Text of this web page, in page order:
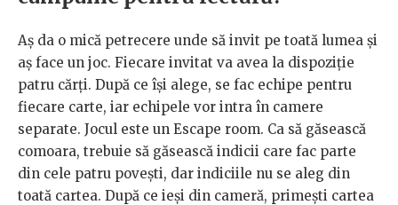
Aș da o mică petrecere unde să invit pe toată lumea și
aș face un joc. Fiecare invitat va avea la dispoziție
patru cărți. După ce își alege, se fac echipe pentru
fiecare carte, iar echipele vor intra în camere
separate. Jocul este un Escape room. Ca să găsească
comoara, trebuie să găsească indicii care fac parte
din cele patru povești, dar indiciile nu se aleg din
toată cartea. După ce ieși din cameră, primești cartea